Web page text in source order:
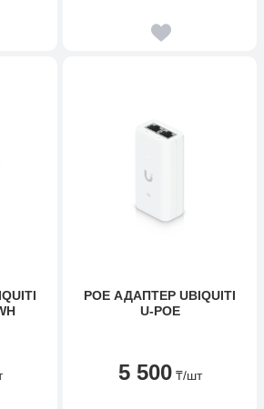
POE АДАПТЕР UBIQUITI
U-POE
5 500 ₸/шт